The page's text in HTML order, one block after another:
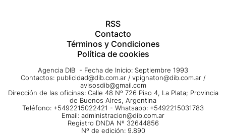
RSS
Contacto
Términos y Condiciones
Política de cookies
Agencia DIB - Fecha de Inicio: Septiembre 1993
Contactos: publicidad@dib.com.ar / vpignaton@dib.com.ar /
avisosdib@gmail.com
Dirección de las oficinas: Calle 48 Nº 726 Piso 4, La Plata; Provincia
de Buenos Aires, Argentina
Teléfono: +5492215022421 - Whatsapp: +5492215031783
Email: administracion@dib.com.ar
Registro DNDA Nº 32644856
Nº de edición: 9.890